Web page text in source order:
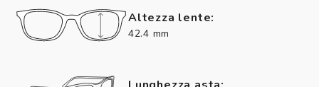
Altezza lente:
42.4 mm